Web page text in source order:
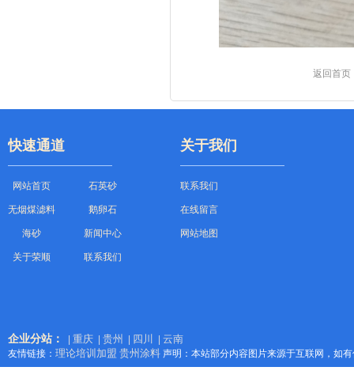
返回首页
快速通道
网站首页 石英砂
无烟煤滤料 鹅卵石
海砂 新闻中心
关于荣顺 联系我们
关于我们
联系我们
在线留言
网站地图
企业分站： | 重庆 | 贵州 | 四川 | 云南
友情链接： 理论培训加盟 贵州涂料 声明：本站部分内容图片来源于互联网，如